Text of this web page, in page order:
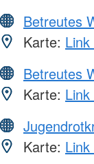
Betreutes
Karte:
Betreutes
Karte:
Karte: